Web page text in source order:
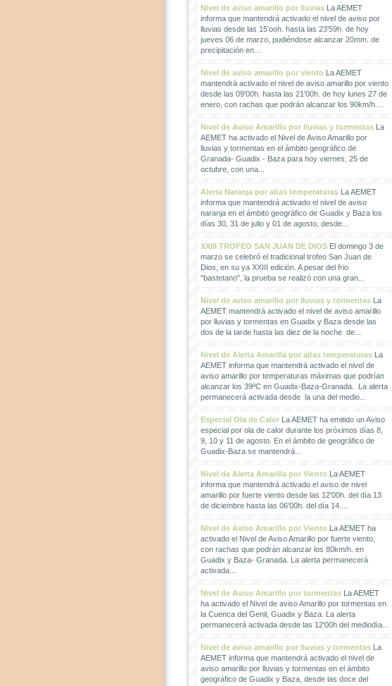
Nivel de aviso amarillo por lluviasLa AEMET
informa que mantendrá activado el nivel de aviso por
lluvias desde las 15'ooh. hasta las 23'59h. de hoy
jueves 06 de marzo, pudiéndose alcanzar 20mm. de
precipitación en...
Nivel de aviso amarillo por vientoLa AEMET
mantendrá activado el nivel de aviso amarillo por viento
desde las 09'00h. hasta las 21'00h. de hoy lunes 27 de
enero, con rachas que podrán alcanzar los 90km/h....
Nivel de Aviso Amarillo por lluvias y tormentasLa
AEMET ha activado el Nivel de Aviso Amarillo por
lluvias y tormentas en el ámbito geográfico de
Granada- Guadix - Baza para hoy viernes, 25 de
octubre, con una...
Alerta Naranja por altas temperaturasLa AEMET
informa que mantendrá activado el nivel de aviso
naranja en el ámbito geográfico de Guadix y Baza los
días 30, 31 de julio y 01 de agosto, desde...
XXIII TROFEO SAN JUAN DE DIOSEl domingo 3 de
marzo se celebró el tradicional trofeo San Juan de
Dios, en su ya XXIII edición. A pesar del frio
"bastetano", la prueba se realizó con una gran...
Nivel de aviso amarillo por lluvias y tormentasLa
AEMET mantendrá activado el nivel de aviso amarillo
por lluvias y tormentas en Guadix y Baza desde las
dos de la tarde hasta las diez de la noche de...
Nivel de Alerta Amarilla por altas temperaturasLa
AEMET informa que mantendrá activado el nivel de
aviso amarillo por temperaturas máximas que podrían
alcanzar los 39ºC en Guadix-Baza-Granada. La alerta
permanecerá activada desde la una del medio...
Especial Ola de CalorLa AEMET ha emitido un Aviso
especial por ola de calor durante los próximos días 8,
9, 10 y 11 de agosto. En el ámbito de geográfico de
Guadix-Baza se mantendrá...
Nivel de Alerta Amarilla por VientoLa AEMET
informa que mantendrá activado el aviso de nivel
amarillo por fuerte viento desde las 12'00h. del día 13
de diciembre hasta las 06'00h. del día 14....
Nivel de Aviso Amarillo por VientoLa AEMET ha
activado el Nivel de Aviso Amarillo por fuerte viento,
con rachas que podrán alcanzar los 80km/h. en
Guadix y Baza- Granada. La alerta permanecerá
activada...
Nivel de Aviso Amarillo por tormentasLa AEMET
ha activado el Nivel de aviso Amarillo por tormentas en
la Cuenca del Genil, Guadix y Baza. La alerta
permanecerá activada desde las 12'00h del mediodía...
Nivel de aviso amarillo por lluvias y tormentasLa
AEMET informa que mantendrá activado el nivel de
aviso amarillo por lluvias y tormentas en el ámbito
geográfico de Guadix y Baza, desde las doce del